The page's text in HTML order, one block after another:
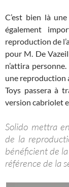
C’est bien là
également
reproduction de
pour M. De
n’attira
une reproduction
Toys passera à
version cabriolet
Solido mettra
de la
bénéficient de
référence de la